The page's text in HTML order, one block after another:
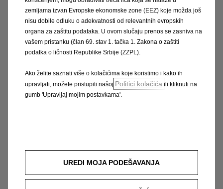
Brzi vodiči i česta pitanja
Pronađite praktične informacije o Opelovim
sustavima za informiranje i zabavu kao i česta
pitanja.
Priručnici za Opelove sustave za
Imate pitanje? pošaljite nam e-
zemljama izvan Evropske ekonomske zone (EEZ) koje možda još
nisu dobile odluku o adekvatnosti od relevantnih evropskih
organa za zaštitu podataka. U ovom slučaju prenos se zasniva na
vašem pristanku (član 69. stav 1. tačka 1. Zakona o zaštiti
podatka o ličnosti Republike Srbije (ZZPL).
Ako želite saznati više o kolačićima koje koristimo i kako ih
upravljati, možete pristupiti našoj Politici kolačića ili kliknuti na
gumb 'Upravljaj mojim postavkama'.
UREDI MOJA PODEŠAVANJA